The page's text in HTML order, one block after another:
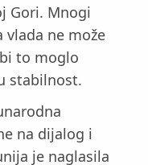
Gori. Mnogi
ne može
to moglo
stabilnost.
na dijalog i
je naglasila